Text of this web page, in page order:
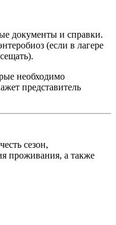
документы и справки.
(если в лагере
необходимо
представитель
сезон,
проживания, а также